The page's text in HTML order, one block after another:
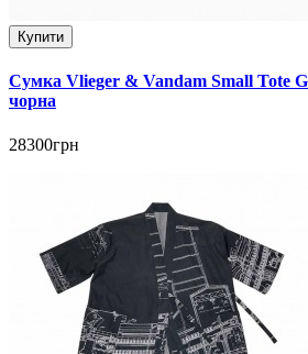
Купити
Сумка Vlieger & Vandam Small Tote
чорна
28300грн